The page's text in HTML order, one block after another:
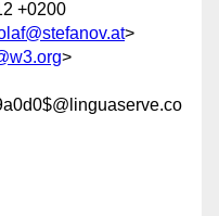
+0200
>
>